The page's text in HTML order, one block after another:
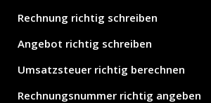
Rechnung richtig schreiben
Angebot richtig schreiben
Umsatzsteuer richtig berechnen
Rechnungsnummer richtig angeben